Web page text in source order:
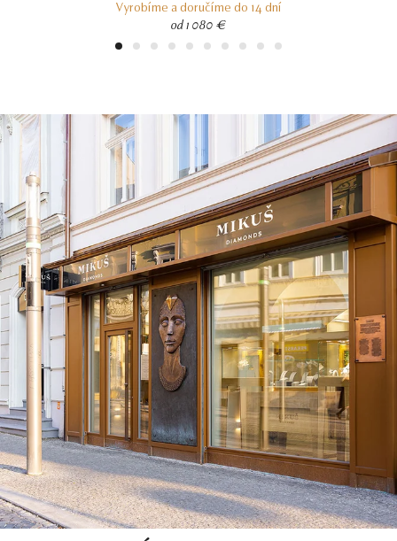
Vyrobíme a doručíme do 14 dní
od 1 080 €
1 2 3 4 5 6 7 8 9 10